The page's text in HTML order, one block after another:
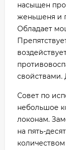
насыщен
женьшеня и
Обладает
свойствами.
Совет по
небольшое
локонам.
на пять-